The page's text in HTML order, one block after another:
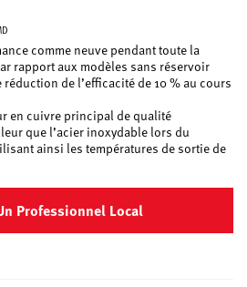
comme neuve pendant toute la
rapport aux modèles sans réservoir
de l’efficacité de 10 % au cours
en cuivre principal de qualité
que l’acier inoxydable lors du
ainsi les températures de sortie de
Professionnel Local